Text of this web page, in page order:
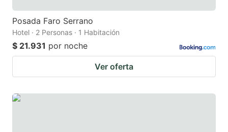
Posada Faro Serrano
Hotel · 2 Personas · 1 Habitación
$ 21.931 por noche
Ver oferta